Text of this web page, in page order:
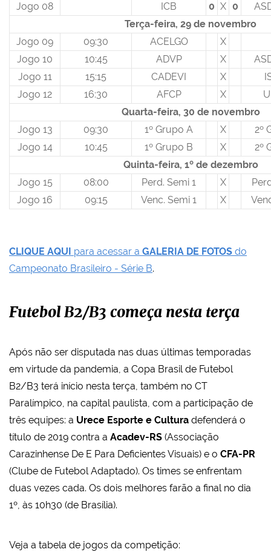
Jogo 08
ICB 0 X 0
Terça-feira, 29 de novembro
Jogo 09
09:30 ACELGO
X
Jogo 10
10:45 ADVP X
Jogo 11
15:15 CADEVI X
Jogo 12
16:30 AFCP X
Quarta-feira, 30 de novembro
Jogo 13
09:30 1º Grupo A X
2º
Jogo 14
10:45 1º Grupo B X
2º
Quinta-feira, 1º de dezembro
Jogo 15
08:00 Perd. Semi 1 X
Jogo 16
09:15 Venc. Semi 1 X
CLIQUE AQUI para acessar a GALERIA DE FOTOS do
Campeonato Brasileiro - Série B.
Futebol B2/B3 começa nesta terça
Após não ser disputada nas duas últimas temporadas
em virtude da pandemia, a Copa Brasil de Futebol
B2/B3 terá início nesta terça, também no CT
Paralímpico, na capital paulista, com a participação de
três equipes: a Urece Esporte e Cultura defenderá o
título de 2019 contra a Acadev-RS (Associação
Carazinhense De E Para Deficientes Visuais) e o CFA-PR
(Clube de Futebol Adaptado). Os times se enfrentam
duas vezes cada. Os dois melhores farão a final no dia
1º, às 10h30 (de Brasília).
Veja a tabela de jogos da competição: